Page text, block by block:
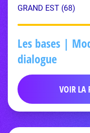
GRAND EST (68)
Les bases |
dialogue
VOIR LA